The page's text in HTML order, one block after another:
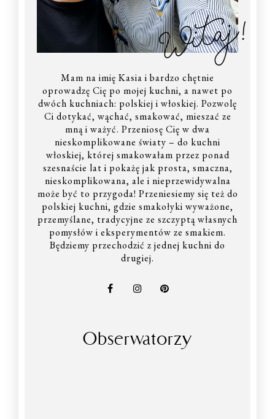
Witaj!
Mam na imię Kasia i bardzo chętnie
oprowadzę Cię po mojej kuchni, a nawet po
dwóch kuchniach: polskiej i włoskiej. Pozwolę
Ci dotykać, wąchać, smakować, mieszać ze
mną i ważyć. Przeniosę Cię w dwa
nieskomplikowane światy – do kuchni
włoskiej, której smakowałam przez ponad
szesnaście lat i pokażę jak prosta, smaczna,
nieskomplikowana, ale i nieprzewidywalna
może być to przygoda! Przeniesiemy się też do
polskiej kuchni, gdzie smakołyki wyważone,
przemyślane, tradycyjne ze szczyptą własnych
pomysłów i eksperymentów ze smakiem.
Będziemy przechodzić z jednej kuchni do
drugiej.
Obserwatorzy